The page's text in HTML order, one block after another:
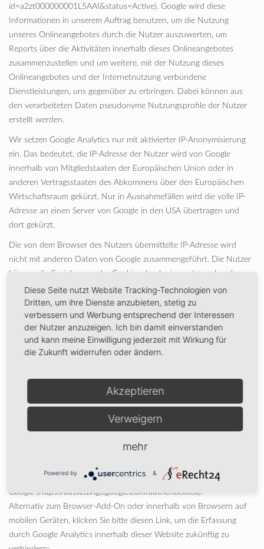
id=a2zt000000001L5AAI&status=Active). Google wird diese
Informationen in unserem Auftrag benutzen, um die Nutzung
unseres Onlineangebotes durch die Nutzer auszuwerten, um
Reports über die Aktivitäten innerhalb dieses Onlineangebotes
zusammenzustellen und um weitere, mit der Nutzung dieses
Onlineangebotes und der Internetnutzung verbundene
Dienstleistungen, uns gegenüber zu erbringen. Dabei können aus
den verarbeiteten Daten pseudonyme Nutzungsprofile der Nutzer
erstellt werden.
Wir setzen Google Analytics nur mit aktivierter IP-Anonymisierung
ein. Das bedeutet, die IP-Adresse der Nutzer wird von Google
innerhalb von Mitgliedstaaten der Europäischen Union oder in
anderen Vertragsstaaten des Abkommens über den Europäischen
Wirtschaftsraum gekürzt. Nur in Ausnahmefällen wird die volle IP-
Adresse an einen Server von Google in den USA übertragen und
dort gekürzt.
Die von dem Browser des Nutzers übermittelte IP-Adresse wird
nicht mit anderen Daten von Google zusammengeführt. Die Nutzer
können die Speicherung der Cookies durch eine entsprechende
Einstellung ihrer Browser-Software verhindern; die Nutzer können
darüber hinaus die Erfassung der durch das Cookie erzeugten und
auf ihre Nutzung des Onlineangebotes bezogenen Daten an Google
sowie die Verarbeitung dieser Daten durch Google verhindern,
indem sie das unter folgendem Link verfügbare Browser-Plugin
installieren: http://tools.google.com/dlpage/gaoptout?hl=de.
Die personenbezogenen Daten der Nutzer werden nach 6 Monaten
gelöscht oder anonymisiert.
Weitere Informationen zur Datennutzung durch Google,
Datenschutzerklärung von Google
Einstellungen für die Darstellung von Werbeeinblendungen durch
Google (https://adssettings.google.com/authenticated).
Alternativ zum Browser-Add-On oder innerhalb von Browsern auf
mobilen Geräten, klicken Sie bitte diesen Link, um die Erfassung
durch Google Analytics innerhalb dieser Website zukünftig zu
Diese Seite nutzt Website Tracking-Technologien von
Dritten, um ihre Dienste anzubieten, stetig zu
verbessern und Werbung entsprechend der Interessen
der Nutzer anzuzeigen. Ich bin damit einverstanden
und kann meine Einwilligung jederzeit mit Wirkung für
die Zukunft widerrufen oder ändern.
Akzeptieren
Verweigern
mehr
Powered by &